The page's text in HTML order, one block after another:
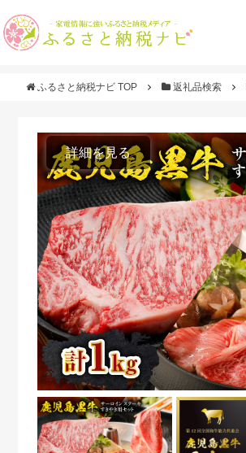
ふるさと納税ナビ TOP 返礼品検索
詳細を見る